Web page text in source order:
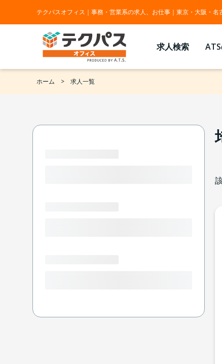
テクパスオフィス｜事務・営業系の求人、お仕事｜東京・大阪・名
求人検索
ホーム 求人一覧